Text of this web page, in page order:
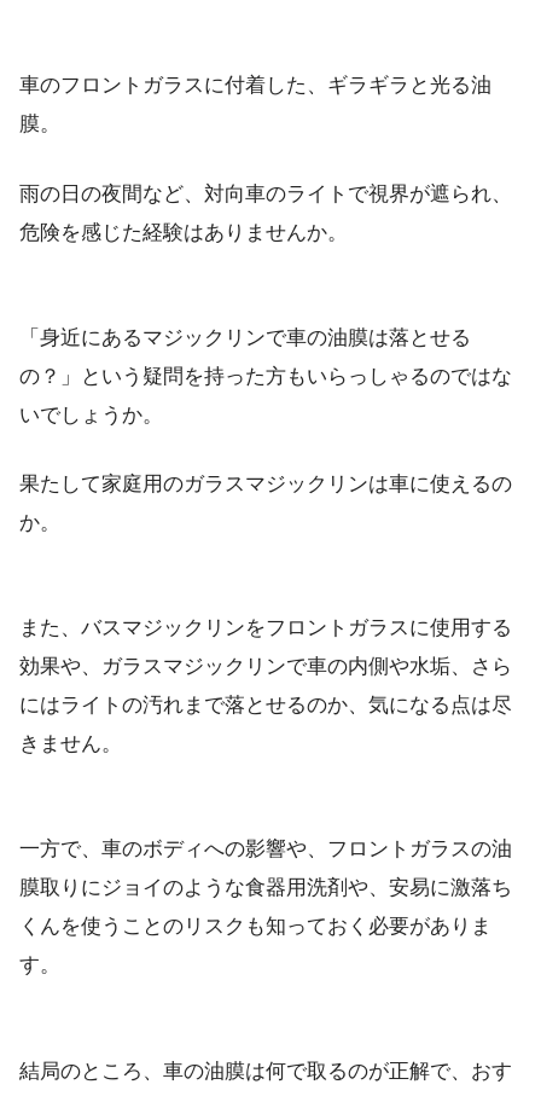
車のフロントガラスに付着した、ギラギラと光る油
膜。
雨の日の夜間など、対向車のライトで視界が遮られ、
危険を感じた経験はありませんか。
「身近にあるマジックリンで車の油膜は落とせる
の？」という疑問を持った方もいらっしゃるのではな
いでしょうか。
果たして家庭用のガラスマジックリンは車に使えるの
か。
また、バスマジックリンをフロントガラスに使用する
効果や、ガラスマジックリンで車の内側や水垢、さら
にはライトの汚れまで落とせるのか、気になる点は尽
きません。
一方で、車のボディへの影響や、フロントガラスの油
膜取りにジョイのような食器用洗剤や、安易に激落ち
くんを使うことのリスクも知っておく必要がありま
す。
結局のところ、車の油膜は何で取るのが正解で、おす